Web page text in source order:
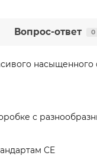
Вопрос-ответ 0
насыщенного
с
CE